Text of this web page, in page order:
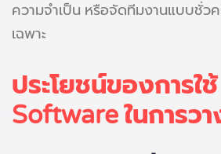
ความจำเป็น หรือจัดทีมงานแบบชั่วค
เฉพาะ
ประโยชน์ของการใ
Softwareในการว